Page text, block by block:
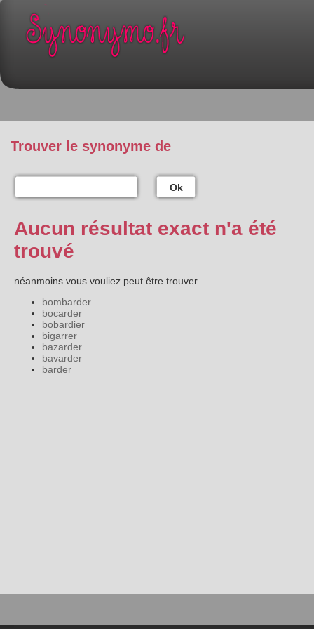
Trouver le synonyme de
Ok
Aucun résultat exact n'a été
trouvé
néanmoins vous vouliez peut être trouver...
bombarder
bocarder
bobardier
bigarrer
bazarder
bavarder
barder